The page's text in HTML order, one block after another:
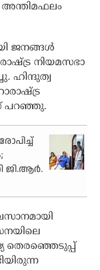
ജനങ്ങള്‍
നിയമസഭാ
ഹിന്ദുത്വ
പറഞ്ഞു.
ജി.ആര്‍.
തെരഞ്ഞെടുപ്പ്